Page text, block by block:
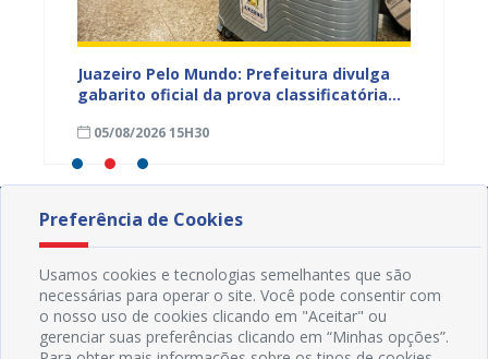
Juazeiro Pelo Mundo: Prefeitura divulga
gabarito oficial da prova classificatória
05/08/2026 15H30
Preferência de Cookies
Usamos cookies e tecnologias semelhantes que são
necessárias para operar o site. Você pode consentir com
o nosso uso de cookies clicando em "Aceitar" ou
gerenciar suas preferências clicando em “Minhas opções”.